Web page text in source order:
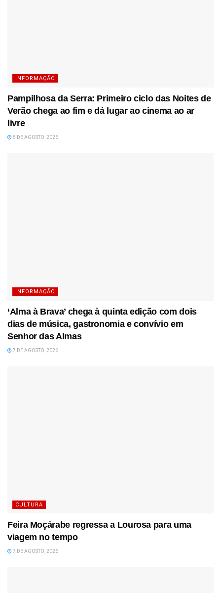
INFORMAÇÃO
Pampilhosa da Serra: Primeiro ciclo das Noites de
Verão chega ao fim e dá lugar ao cinema ao ar
livre
8 DE AGOSTO, 2026
INFORMAÇÃO
‘Alma à Brava’ chega à quinta edição com dois
dias de música, gastronomia e convívio em
Senhor das Almas
7 DE AGOSTO, 2026
CULTURA
Feira Moçárabe regressa a Lourosa para uma
viagem no tempo
7 DE AGOSTO, 2026